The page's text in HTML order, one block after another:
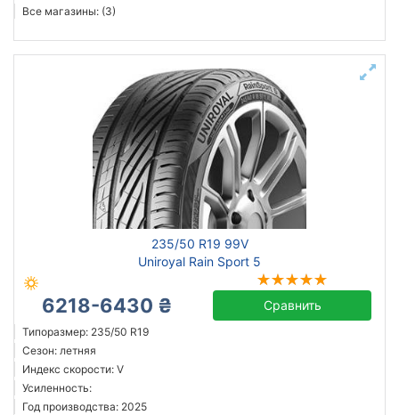
Все магазины: (3)
235/50 R19 99V
Uniroyal Rain Sport 5
6218-6430 ₴ Сравнить
Типоразмер: 235/50 R19
Сезон: летняя
Индекс скорости: V
Усиленность:
Год производства: 2025